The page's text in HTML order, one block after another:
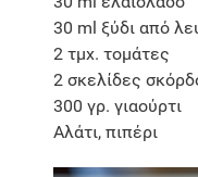
30 ml ξύδι από
2 τμχ. τομάτες
2 σκελίδες
300 γρ. γιαούρτι
Αλάτι, πιπέρι